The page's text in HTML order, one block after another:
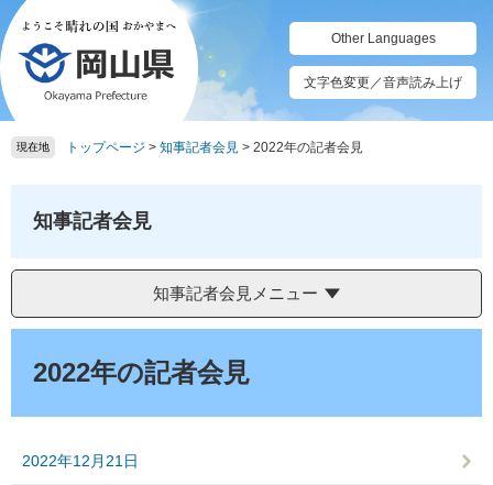
ペ
ー
ジ
の
先
頭
メ
ニ
ュ
ー
を
飛
Other Languages
文字色変更／音声読み上げ
現在地 トップページ > 知事記者会見 > 2022年の記者会見
知事記者会見
知事記者会見メニュー
2022年の記者会見
2022年12月21日